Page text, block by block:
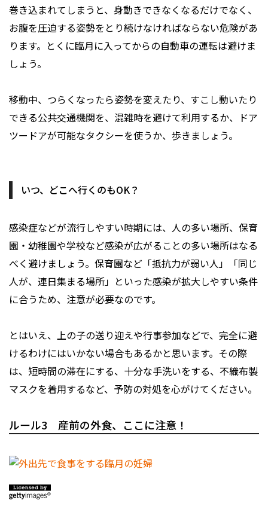
巻き込まれてしまうと、身動きできなくなるだけでなく、
お腹を圧迫する姿勢をとり続けなければならない危険があ
ります。とくに臨月に入ってからの自動車の運転は避けま
しょう。
移動中、つらくなったら姿勢を変えたり、すこし動いたり
できる公共交通機関を、混雑時を避けて利用するか、ドア
ツードアが可能なタクシーを使うか、歩きましょう。
いつ、どこへ行くのもOK？
感染症などが流行しやすい時期には、人の多い場所、保育
園・幼稚園や学校など感染が広がることの多い場所はなる
べく避けましょう。保育園など「抵抗力が弱い人」「同じ
人が、連日集まる場所」といった感染が拡大しやすい条件
に合うため、注意が必要なのです。
とはいえ、上の子の送り迎えや行事参加などで、完全に避
けるわけにはいかない場合もあるかと思います。その際
は、短時間の滞在にする、十分な手洗いをする、不織布製
マスクを着用するなど、予防の対処を心がけてください。
ルール3 産前の外食、ここに注意！